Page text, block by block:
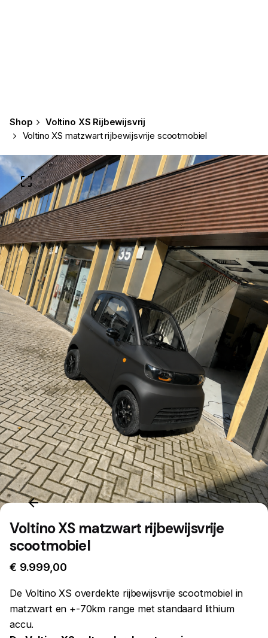
Shop
Voltino XS Rijbewijsvrij
Voltino XS matzwart rijbewijsvrije scootmobiel
Voltino XS matzwart rijbewijsvrije
scootmobiel
€ 9.999,00
De Voltino XS overdekte rijbewijsvrije scootmobiel in
matzwart en +-70km range met standaard lithium
accu.